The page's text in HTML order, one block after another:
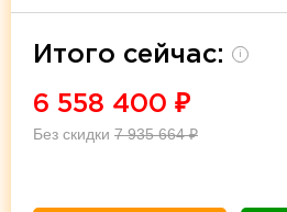
Итого сейчас: i
6 558 400 ₽
Без скидки 7 935 664₽